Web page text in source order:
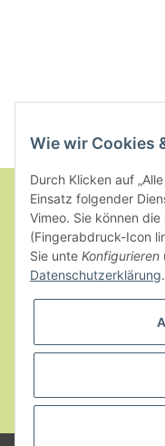
Informationen
Gesetzliche
* Alle Preise inkl. gesetzlicher
Wie wir Cookies
Durch Klicken auf
Einsatz folgender
Vimeo. Sie können
(Fingerabdruck-Icon
Sie unte Konfigurieren
Datenschutzerklärung.